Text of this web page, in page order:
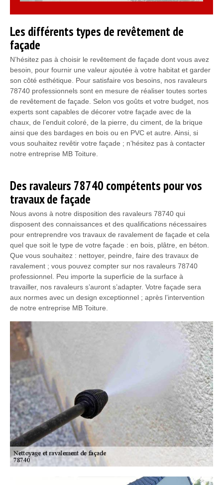
Les différents types de revêtement de
façade
N’hésitez pas à choisir le revêtement de façade dont vous avez
besoin, pour fournir une valeur ajoutée à votre habitat et garder
son côté esthétique. Pour satisfaire vos besoins, nos ravaleurs
78740 professionnels sont en mesure de réaliser toutes sortes
de revêtement de façade. Selon vos goûts et votre budget, nos
experts sont capables de décorer votre façade avec de la
chaux, de l’enduit coloré, de la pierre, du ciment, de la brique
ainsi que des bardages en bois ou en PVC et autre. Ainsi, si
vous souhaitez revêtir votre façade ; n’hésitez pas à contacter
notre entreprise MB Toiture.
Des ravaleurs 78740 compétents pour vos
travaux de façade
Nous avons à notre disposition des ravaleurs 78740 qui
disposent des connaissances et des qualifications nécessaires
pour entreprendre vos travaux de ravalement de façade et cela
quel que soit le type de votre façade : en bois, plâtre, en béton.
Que vous souhaitez : nettoyer, peindre, faire des travaux de
ravalement ; vous pouvez compter sur nos ravaleurs 78740
professionnel. Peu importe la superficie de la surface à
travailler, nos ravaleurs s’auront s’adapter. Votre façade sera
aux normes avec un design exceptionnel ; après l’intervention
de notre entreprise MB Toiture.